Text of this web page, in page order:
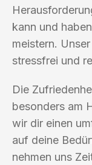
kann und
meistern.
stressfrei und
Die
besonders am
wir dir einen
auf deine
nehmen uns